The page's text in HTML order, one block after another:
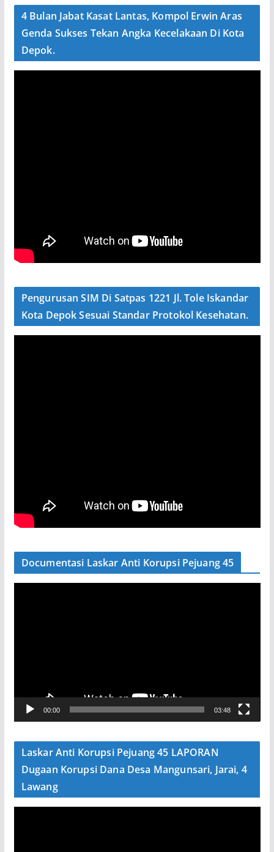
4 Bulan Jabat Kasat Lantas, Kompol Erwin Aras
Genda Sukses Tekan Angka Kecelakaan Di Kota
Depok.
Pengurusan SIM Di Satpas 1221 Jl. Tole Iskandar
Kota Depok Sesuai Standar Protokol Kesehatan.
Documentasi Laskar Anti Korupsi Pejuang 45
V
e
00:00 03:48
Laskar Anti Korupsi Pejuang 45 LAPORAN
Dugaan Korupsi Dana Desa Mangunsari, Jarai, 4
Lawang